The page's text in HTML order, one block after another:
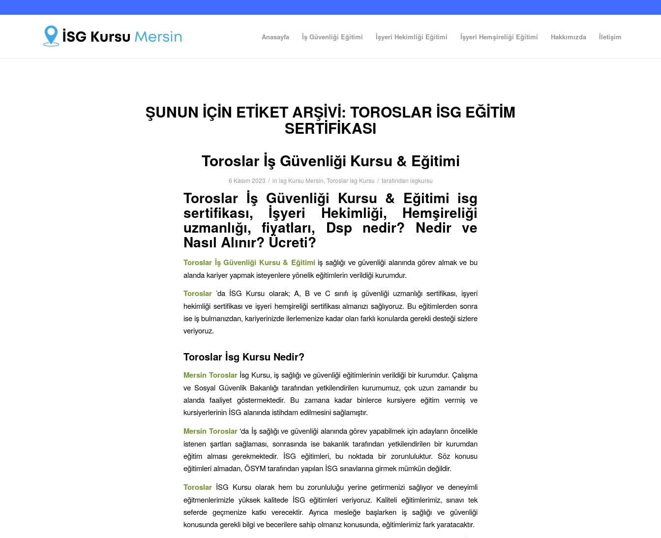
Anasayfa İş Güvenliği Eğitimi İşyeri Hekimliği Eğitimi İşyeri Hemşireliği Eğitimi Hakkımızda İletişim
ŞUNUN IÇIN ETIKET ARŞIVI: TOROSLAR ISG EĞITIM
SERTIFIKASI
Toroslar İş Güvenliği Kursu & Eğitimi
6 Kasım 2023 / in isg Kursu Mersin, Toroslar isg Kursu / tarafından isgkursu
Toroslar İş Güvenliği Kursu & Eğitimi isg
sertifikası, İşyeri Hekimliği, Hemşireliği
uzmanlığı, fiyatları, Dsp nedir? Nedir ve
Nasıl Alınır? Ücreti?
Toroslar İş Güvenliği Kursu & Eğitimi iş sağlığı ve güvenliği alanında görev almak ve bu
alanda kariyer yapmak isteyenlere yönelik eğitimlerin verildiği kurumdur.
Toroslar ’da İSG Kursu olarak; A, B ve C sınıfı iş güvenliği uzmanlığı sertifikası, işyeri
hekimliği sertifikası ve işyeri hemşireliği sertifikası almanızı sağlıyoruz. Bu eğitimlerden sonra
ise iş bulmanızdan, kariyerinizde ilerlemenize kadar olan farklı konularda gerekli desteği sizlere
veriyoruz.
Toroslar İsg Kursu Nedir?
Mersin Toroslar İsg Kursu, iş sağlığı ve güvenliği eğitimlerinin verildiği bir kurumdur. Çalışma
ve Sosyal Güvenlik Bakanlığı tarafından yetkilendirilen kurumumuz, çok uzun zamandır bu
alanda faaliyet göstermektedir. Bu zamana kadar binlerce kursiyere eğitim vermiş ve
kursiyerlerinin İSG alanında istihdam edilmesini sağlamıştır.
Mersin Toroslar ‘da İş sağlığı ve güvenliği alanında görev yapabilmek için adayların öncelikle
istenen şartları sağlaması, sonrasında ise bakanlık tarafından yetkilendirilen bir kurumdan
eğitim alması gerekmektedir. İSG eğitimleri, bu noktada bir zorunluluktur. Söz konusu
eğitimleri almadan, ÖSYM tarafından yapılan İSG sınavlarına girmek mümkün değildir.
Toroslar İSG Kursu olarak hem bu zorunluluğu yerine getirmenizi sağlıyor ve deneyimli
eğitmenlerimizle yüksek kalitede İSG eğitimleri veriyoruz. Kaliteli eğitimlerimiz, sınavı tek
seferde geçmenize katkı verecektir. Ayrıca mesleğe başlarken iş sağlığı ve güvenliği
konusunda gerekli bilgi ve becerilere sahip olmanız konusunda, eğitimlerimiz fark yaratacaktır.